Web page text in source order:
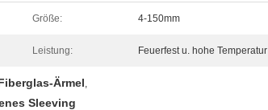
Größe: 4-150mm
Leistung: Feuerfest u. hohe Temperatur
Ärmel,
Sleeving